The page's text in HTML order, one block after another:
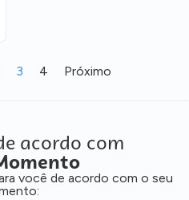
3 4 Próximo
acordo com
você de acordo com o seu